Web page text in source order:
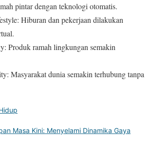
pintar dengan teknologi otomatis.
Hiburan dan pekerjaan dilakukan
Produk ramah lingkungan semakin
Masyarakat dunia semakin terhubung tanpa
Masa Kini: Menyelami Dinamika Gaya